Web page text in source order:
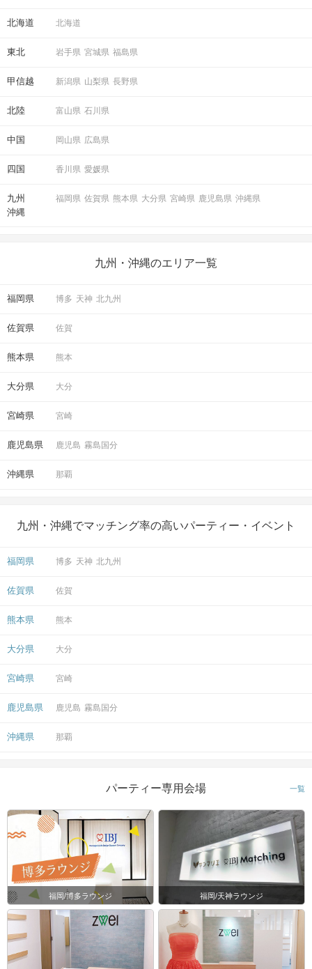
北海道 北海道
東北 岩手県 宮城県 福島県
甲信越 新潟県 山梨県 長野県
北陸 富山県 石川県
中国 岡山県 広島県
四国 香川県 愛媛県
九州
沖縄
福岡県 佐賀県 熊本県 大分県 宮崎県 鹿児島県 沖縄県
九州・沖縄のエリア一覧
福岡県 博多 天神 北九州
佐賀県 佐賀
熊本県 熊本
大分県 大分
宮崎県 宮崎
鹿児島県 鹿児島 霧島国分
沖縄県 那覇
九州・沖縄でマッチング率の高いパーティー・イベント
福岡県 博多 天神 北九州
佐賀県 佐賀
熊本県 熊本
大分県 大分
宮崎県 宮崎
鹿児島県 鹿児島 霧島国分
沖縄県 那覇
パーティー専用会場 一覧
福岡/博多ラウンジ 福岡/天神ラウンジ